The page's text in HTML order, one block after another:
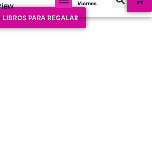
Viernes
LIBROS PARA REGALAR